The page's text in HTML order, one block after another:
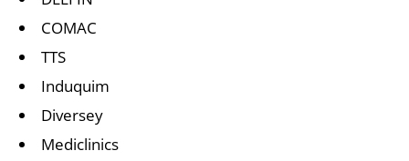
COMAC
TTS
Induquim
Diversey
Mediclinics